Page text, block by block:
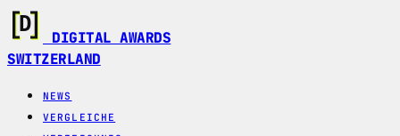
DIGITAL AWARDS
SWITZERLAND
NEWS
VERGLEICHE